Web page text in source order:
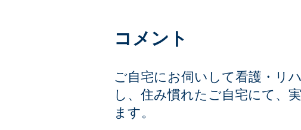
​コメント
ご自宅にお伺いして看護・リ
し、住み慣れたご自宅にて、
ます。